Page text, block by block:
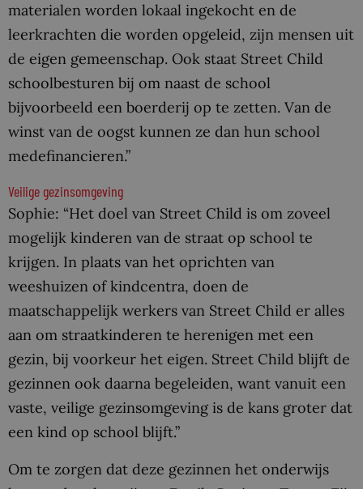
materialen worden lokaal ingekocht en de
leerkrachten die worden opgeleid, zijn mensen uit
de eigen gemeenschap. Ook staat Street Child
schoolbesturen bij om naast de school
bijvoorbeeld een boerderij op te zetten. Van de
winst van de oogst kunnen ze dan hun school
medefinancieren.”
Veilige gezinsomgeving
Sophie: “Het doel van Street Child is om zoveel
mogelijk kinderen van de straat op school te
krijgen. In plaats van het oprichten van
weeshuizen of kindcentra, doen de
maatschappelijk werkers van Street Child er alles
aan om straatkinderen te herenigen met een
gezin, bij voorkeur het eigen. Street Child blijft de
gezinnen ook daarna begeleiden, want vanuit een
vaste, veilige gezinsomgeving is de kans groter dat
een kind op school blijft.”
Om te zorgen dat deze gezinnen het onderwijs